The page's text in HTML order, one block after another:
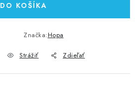
DO KOŠÍKA
Značka:Hopa
Strážiť Zdieľať